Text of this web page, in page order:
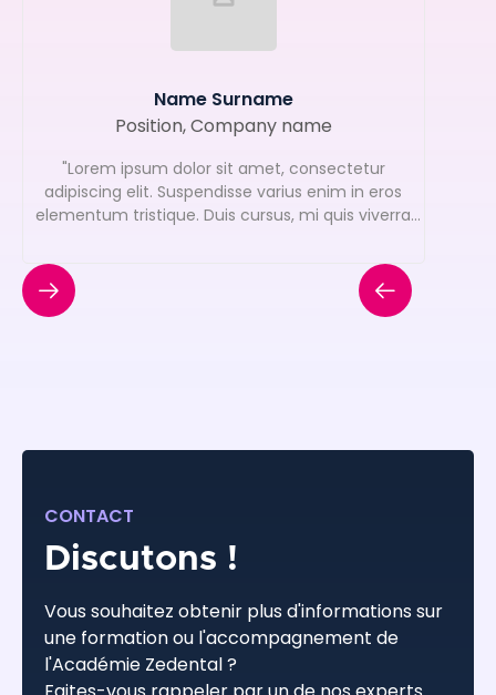
Name Surname
Position, Company name
"Lorem ipsum dolor sit amet, consectetur
adipiscing elit. Suspendisse varius enim in eros
elementum tristique. Duis cursus, mi quis viverra
CONTACT
Discutons !
Vous souhaitez obtenir plus d'informations sur
une formation ou l'accompagnement de
l'Académie Zedental ?